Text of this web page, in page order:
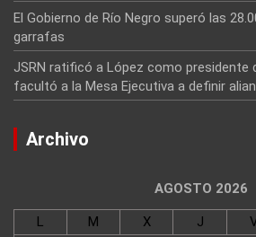
El Gobierno de Río Negro superó las
garrafas
JSRN ratificó a López como presidente
facultó a la Mesa Ejecutiva a definir
Archivo
AGOSTO 2026
L M X J